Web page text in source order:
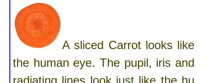
A sliced Carrot looks like
the human eye. The pupil, iris and